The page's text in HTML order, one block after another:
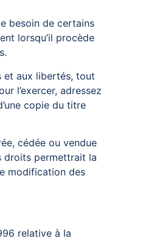
besoin de certains
lorsqu’il procède
et aux libertés, tout
l’exercer, adressez
copie du titre
cédée ou vendue
droits permettrait la
modification des
relative à la